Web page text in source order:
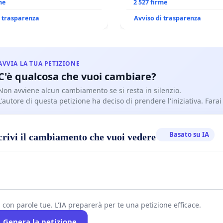
trasparenza
CANONICA SULLA
2 527 firme
Avviso di trasparenza
LA TUA PETIZIONE
qualcosa che vuoi cambiare?
avviene alcun cambiamento se si resta in silenzio.
di questa petizione ha deciso di prendere l'iniziativa. Farai
il cambiamento che vuoi vedere Basato su IA
con parole tue. L'IA preparerà per te una petizione efficace.